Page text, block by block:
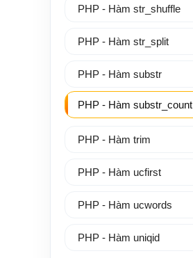
PHP - Hàm str_shuffle
PHP - Hàm str_split
PHP - Hàm substr
PHP - Hàm substr_count
PHP - Hàm trim
PHP - Hàm ucfirst
PHP - Hàm ucwords
PHP - Hàm uniqid